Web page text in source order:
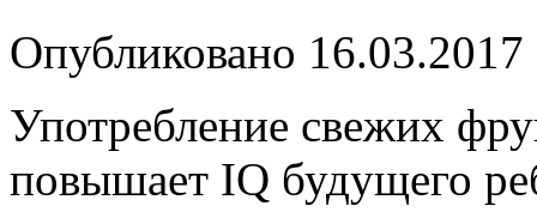
Опубликовано 16.03.2017
Употребление свежих
повышает IQ будущего